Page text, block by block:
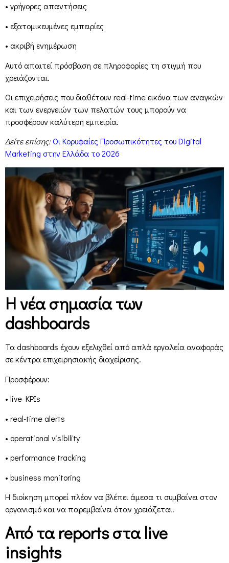
• γρήγορες απαντήσεις
• εξατομικευμένες εμπειρίες
• ακριβή ενημέρωση
Αυτό απαιτεί πρόσβαση σε πληροφορίες τη στιγμή που
χρειάζονται.
Οι επιχειρήσεις που διαθέτουν real-time εικόνα των αναγκών
και των ενεργειών των πελατών τους μπορούν να
προσφέρουν καλύτερη εμπειρία.
Δείτε επίσης:Οι Κορυφαίες Προσωπικότητες του Digital
Marketing στην Ελλάδα το 2026
Η νέα σημασία των
dashboards
Τα dashboards έχουν εξελιχθεί από απλά εργαλεία αναφοράς
σε κέντρα επιχειρησιακής διαχείρισης.
Προσφέρουν:
• live KPIs
• real-time alerts
• operational visibility
• performance tracking
• business monitoring
Η διοίκηση μπορεί πλέον να βλέπει άμεσα τι συμβαίνει στον
οργανισμό και να παρεμβαίνει όταν χρειάζεται.
Από τα reports στα live
insights